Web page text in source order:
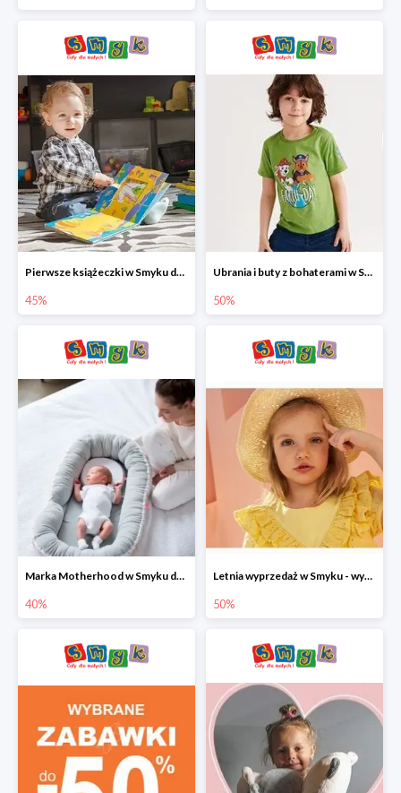
Pierwsze książeczki w Smyku do -45%
45%
Ubrania i buty z bohaterami w Smyku do -50%
50%
Marka Motherhood w Smyku do -40%
40%
Letnia wyprzedaż w Smyku - wybrane ubrania i buty do -50%
50%